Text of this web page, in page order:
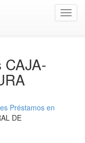
Préstamos en
DE